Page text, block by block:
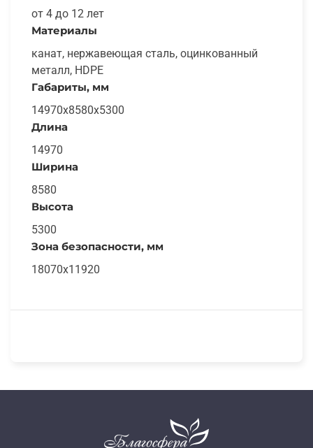
от 4 до 12 лет
Материалы
канат, нержавеющая сталь, оцинкованный
металл, HDPE
Габариты, мм
14970х8580х5300
Длина
14970
Ширина
8580
Высота
5300
Зона безопасности, мм
18070х11920